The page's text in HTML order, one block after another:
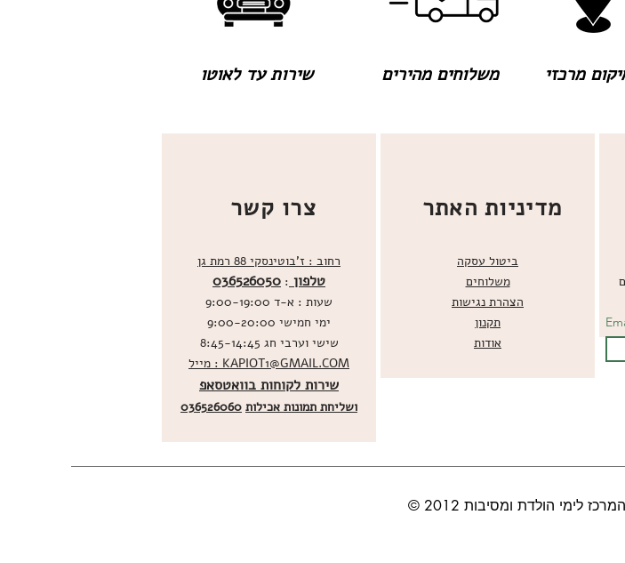
שירות עד לאוטו משלוחים מהירים מרכזי
צרו קשר
רחוב : ז'בוטינסקי 88 רמת גן
טלפון :
036526050
שעות : א-ד 9:00-19:00
ימי חמישי 9:00-20:00
שישי וערבי חג 8:45-14:45
מייל : KAPIOT1@GMAIL.COM
שירות לקוחות בוואטסאפ
ושליחת תמונות אכילות 036526060
מדיניות האתר
ביטול עסקה
משלוחים
הצהרת נגישות
תקנון
אודות
לימי הולדת ומסיבות 2012